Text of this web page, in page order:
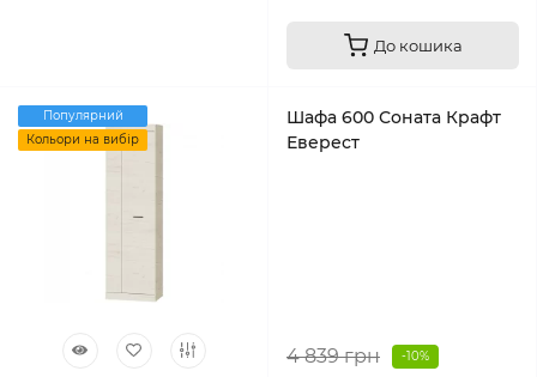
До кошика
Популярний
Кольори на вибір
Шафа 600 Соната Крафт
Еверест
4 839 грн -10%